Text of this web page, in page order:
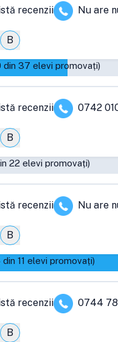
recenzii Nu are
B
din 37 elevi promovați)
recenzii 0742
B
22 elevi promovați)
recenzii Nu are
B
din 11 elevi promovați)
recenzii 0744
B